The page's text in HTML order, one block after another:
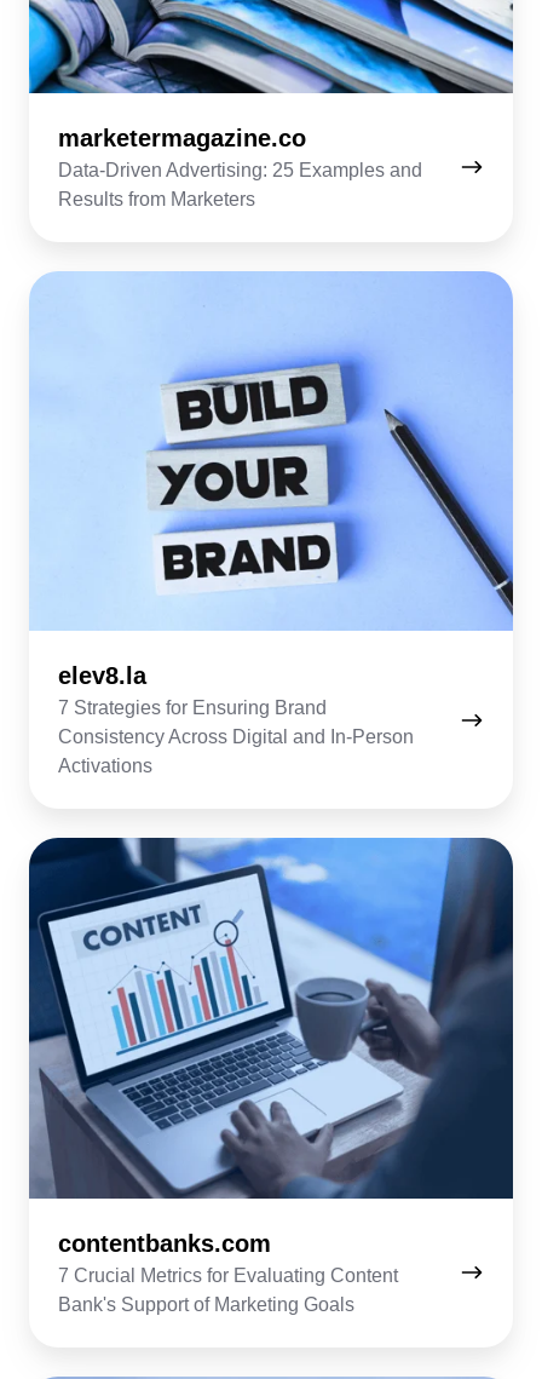
marketermagazine.co
Data-Driven Advertising: 25 Examples and
Results from Marketers
elev8.la
7 Strategies for Ensuring Brand
Consistency Across Digital and In-Person
Activations
elev8.la
contentbanks.com
7 Crucial Metrics for Evaluating Content
Bank's Support of Marketing Goals
contentbanks.com